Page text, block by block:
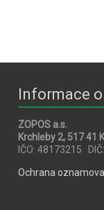
Informace
ZOPOS a.s.
Krchleby 2, 517 41
IČO: 48173215
Ochrana